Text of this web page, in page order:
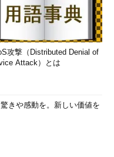
攻撃（Distributed Denial of
Attack）とは
きや感動を。新しい価値を